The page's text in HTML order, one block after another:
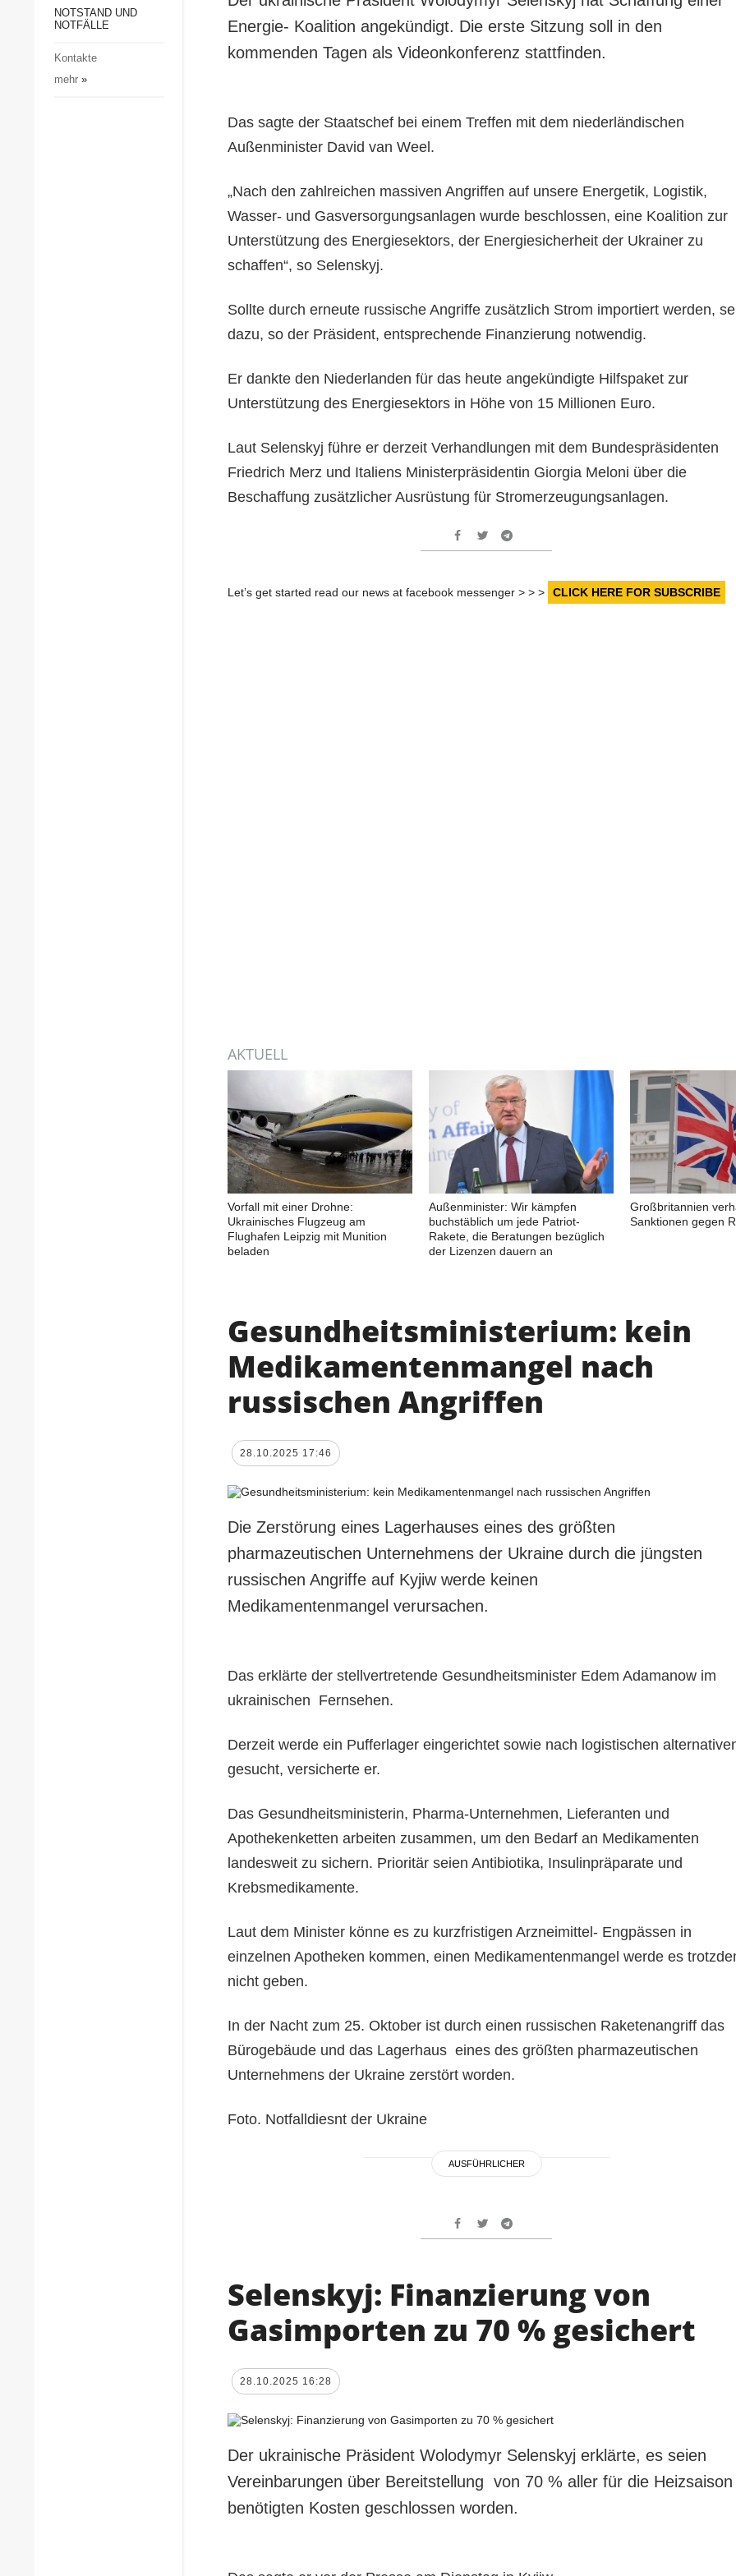
Gesellschaft und Kultur
NOTSTAND UND
NOTFÄLLE
Kontakte
mehr»
Energie- Koalition angekündigt. Die erste Sitzung soll in den
kommenden Tagen als Videonkonferenz stattfinden.
Das sagte der Staatschef bei einem Treffen mit dem niederländischen
Außenminister David van Weel.
„Nach den zahlreichen massiven Angriffen auf unsere Energetik, Logistik,
Wasser- und Gasversorgungsanlagen wurde beschlossen, eine Koalition zur
Unterstützung des Energiesektors, der Energiesicherheit der Ukrainer zu
schaffen“, so Selenskyj.
Sollte durch erneute russische Angriffe zusätzlich Strom importiert werden,
dazu, so der Präsident, entsprechende Finanzierung notwendig.
Er dankte den Niederlanden für das heute angekündigte Hilfspaket zur
Unterstützung des Energiesektors in Höhe von 15 Millionen Euro.
Laut Selenskyj führe er derzeit Verhandlungen mit dem Bundespräsidenten
Friedrich Merz und Italiens Ministerpräsidentin Giorgia Meloni über die
Beschaffung zusätzlicher Ausrüstung für Stromerzeugungsanlagen.
Let’s get started read our news at facebook messenger > > > CLICK HERE FOR SUBSCRIBE
AKTUELL
Vorfall mit einer Drohne:
Ukrainisches Flugzeug am
Flughafen Leipzig mit Munition
beladen
Außenminister: Wir kämpfen
buchstäblich um jede Patriot-
Rakete, die Beratungen bezüglich
der Lizenzen dauern an
Großbritannien
Sanktionen gegen
Gesundheitsministerium: kein
Medikamentenmangel nach
russischen Angriffen
28.10.2025 17:46
Die Zerstörung eines Lagerhauses eines des größten
pharmazeutischen Unternehmens der Ukraine durch die jüngsten
russischen Angriffe auf Kyjiw werde keinen
Medikamentenmangel verursachen.
Das erklärte der stellvertretende Gesundheitsminister Edem Adamanow im
ukrainischen Fernsehen.
Derzeit werde ein Pufferlager eingerichtet sowie nach logistischen
gesucht, versicherte er.
Das Gesundheitsministerin, Pharma-Unternehmen, Lieferanten und
Apothekenketten arbeiten zusammen, um den Bedarf an Medikamenten
landesweit zu sichern. Prioritär seien Antibiotika, Insulinpräparate und
Krebsmedikamente.
Laut dem Minister könne es zu kurzfristigen Arzneimittel- Engpässen in
einzelnen Apotheken kommen, einen Medikamentenmangel werde es
nicht geben.
In der Nacht zum 25. Oktober ist durch einen russischen Raketenangriff das
Bürogebäude und das Lagerhaus eines des größten pharmazeutischen
Unternehmens der Ukraine zerstört worden.
Foto. Notfalldiesnt der Ukraine
AUSFÜHRLICHER
Selenskyj: Finanzierung von
Gasimporten zu 70 % gesichert
28.10.2025 16:28
Der ukrainische Präsident Wolodymyr Selenskyj erklärte, es seien
Vereinbarungen über Bereitstellung von 70 % aller für die Heizsaison
benötigten Kosten geschlossen worden.